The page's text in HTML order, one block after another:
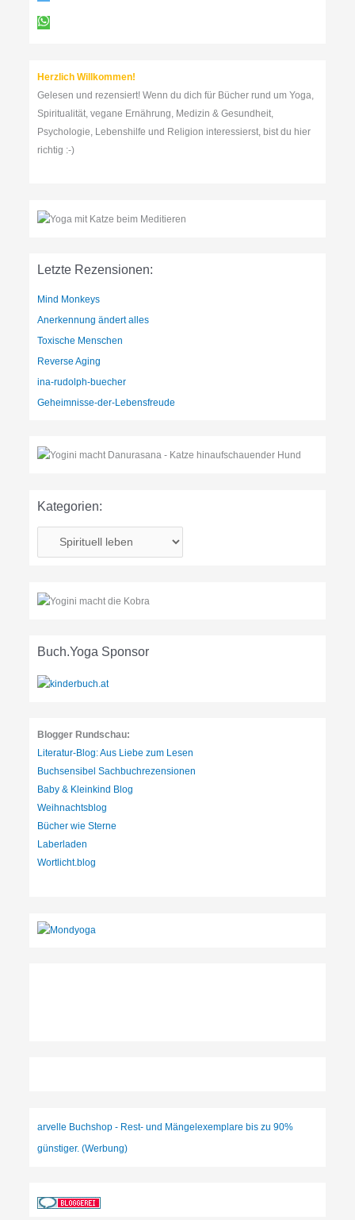
h
Herzlich Willkommen!
Gelesen und rezensiert! Wenn du dich für Bücher rund um Yoga,
Spiritualität, vegane Ernährung, Medizin & Gesundheit,
Psychologie, Lebenshilfe und Religion interessierst, bist du hier
richtig :-)
Letzte Rezensionen:
Mind Monkeys
Anerkennung ändert alles
Toxische Menschen
Reverse Aging
ina-rudolph-buecher
Geheimnisse-der-Lebensfreude
Kategorien:
g
r
e
Buch.Yoga Sponsor
Blogger Rundschau:
Literatur-Blog: Aus Liebe zum Lesen
Buchsensibel Sachbuchrezensionen
Baby & Kleinkind Blog
Weihnachtsblog
Bücher wie Sterne
Laberladen
Wortlicht.blog
arvelle Buchshop - Rest- und Mängelexemplare bis zu 90%
günstiger. (Werbung)